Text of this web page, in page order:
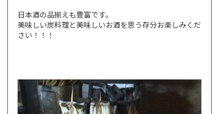
日本酒の品揃えも豊富です。
美味しい炭料理と美味しいお酒を思う存分お楽しみくだ
さい！！！